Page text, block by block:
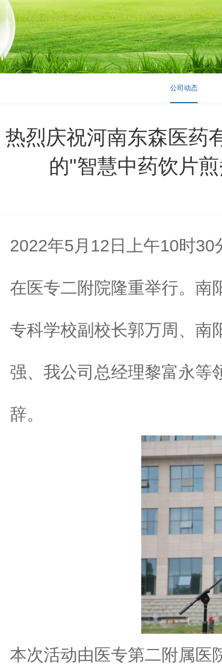
公司动态
热烈庆祝河南东森医药
的"智慧中药饮片
2022年5月12日上午10时30
在医专二附院隆重举行。南
专科学校副校长郭万周、南
强、我公司总经理黎富永等
辞。
本次活动由医专第二附属医